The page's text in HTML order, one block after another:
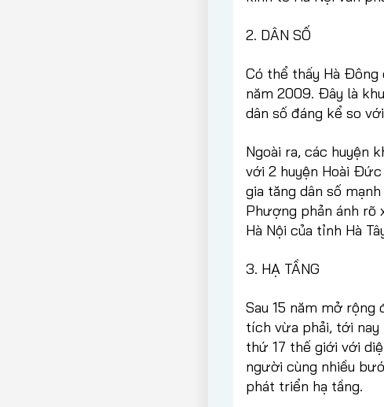
2. DÂN SỐ
Có thể thấy Hà Đông
năm 2009. Đây là
dân số đáng kể so
Ngoài ra, các huyện
với 2 huyện Hoài
gia tăng dân số
Phượng phản ánh rõ
Hà Nội của tỉnh Hà
3. HẠ TẦNG
Sau 15 năm mở
tích vừa phải, tới
thứ 17 thế giới với
người cùng nhiều
phát triển hạ tầng.